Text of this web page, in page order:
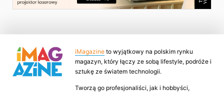
iMagazine to wyjątkowy na polskim rynku
magazyn, który łączy ze sobą lifestyle, podróże i
sztukę ze światem technologii.
Tworzą go profesjonaliści, jak i hobbyści,